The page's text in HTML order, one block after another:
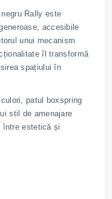
Rally este
accesibile
unui mecanism
îl transformă
spațiului în
patul boxspring
stil de amenajare
între estetică și